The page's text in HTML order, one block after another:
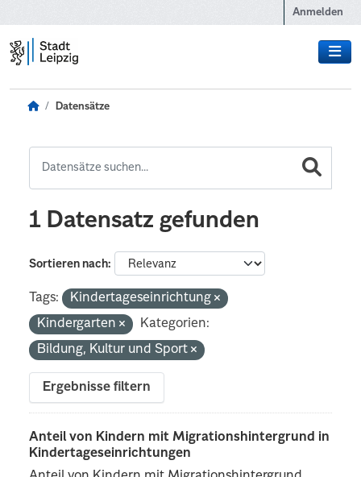
Anmelden
Datensätze
1 Datensatz gefunden
Sortieren nach
Tags:
Kindertageseinrichtung
Kindergarten
Kategorien:
Bildung, Kultur und Sport
Ergebnisse filtern
Anteil von Kindern mit Migrationshintergrund in
Kindertageseinrichtungen